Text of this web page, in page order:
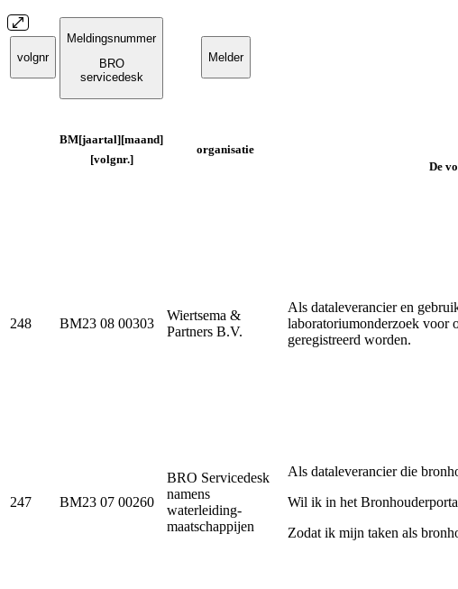
volgnr
Meldingsnummer
BRO
servicedesk
Melder
BM[jaartal][maand]
[volgnr.]
organisatie
De
248 BM23 08 00303
Wiertsema &
Partners B.V.
Als dataleverancier en
laboratoriumonderzoek voor
geregistreerd worden.
247 BM23 07 00260
BRO Servicedesk
namens
waterleiding-
maatschappijen
Als dataleverancier die
Wil ik in het
Zodat ik mijn taken als